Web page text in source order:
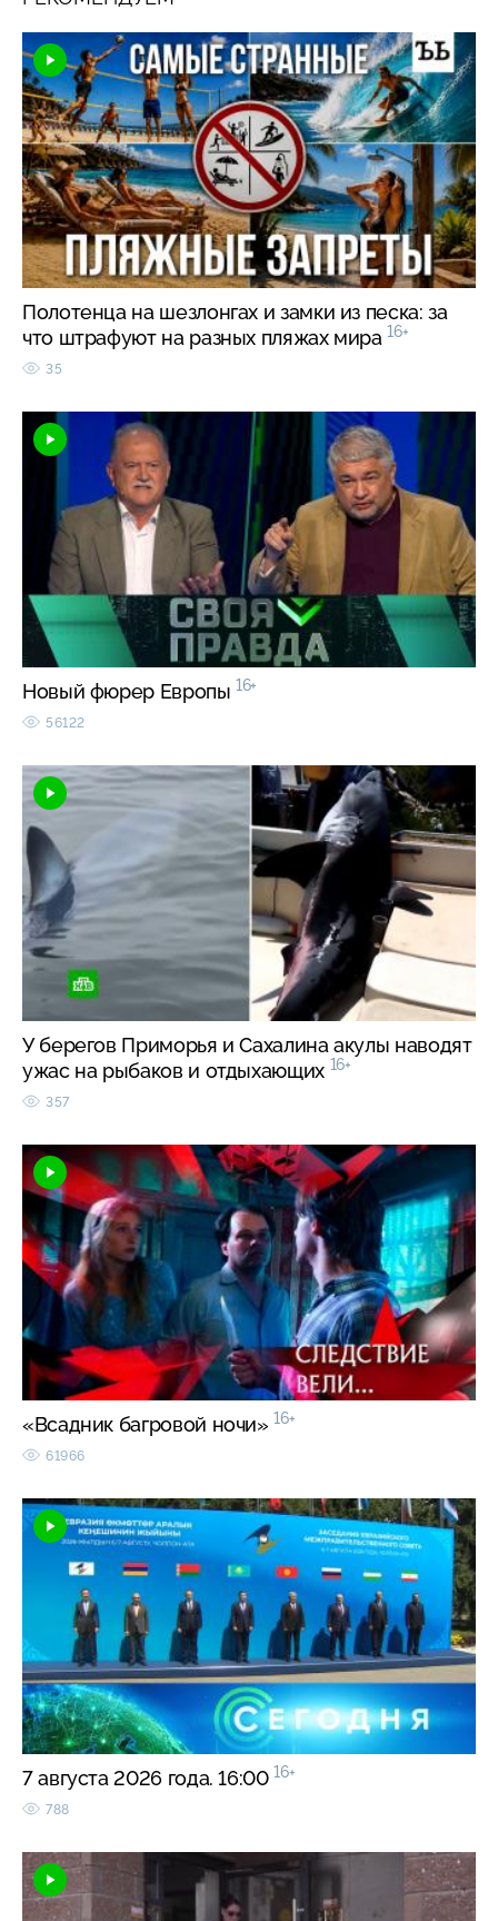
Полотенца на шезлонгах и замки из песка: за
что штрафуют на разных пляжах мира 16+
35
Новый фюрер Европы 16+
56122
У берегов Приморья и Сахалина акулы наводят
ужас на рыбаков и отдыхающих 16+
357
«Всадник багровой ночи» 16+
61966
7 августа 2026 года. 16:00 16+
788